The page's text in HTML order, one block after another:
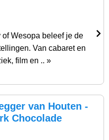
of Wesopa beleef je de
Van cabaret en
film en .. »
van Houten -
Chocolade